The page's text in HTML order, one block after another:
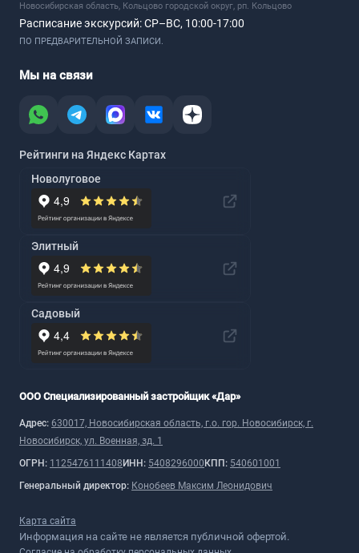
Новосибирская область, Кольцово городской округ, рп. Кольцово
Расписание экскурсий:СР–ВС, 10:00-17:00
ПО ПРЕДВАРИТЕЛЬНОЙ ЗАПИСИ.
Мы на связи
Рейтинги на Яндекс Картах
Новолуговое
Элитный
Садовый
ООО Специализированный застройщик «Дар»
Адрес: 630017, Новосибирская область, г.о. гор. Новосибирск, г.
Новосибирск, ул. Военная, зд. 1
ОГРН: 1125476111408 ИНН: 5408296000 КПП: 540601001
Генеральный директор: Конобеев Максим Леонидович
Карта сайта
Информация на сайте не является публичной офертой.